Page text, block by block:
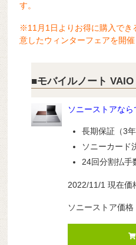
す。
※11月1日よりお得に購入でき
意したウィンターフェアを開
■モバイルノート VAIO
ソニーストアな
長期保証（3
ソニーカード
24回分割払手
2022/11/1 現在価
ソニーストア価